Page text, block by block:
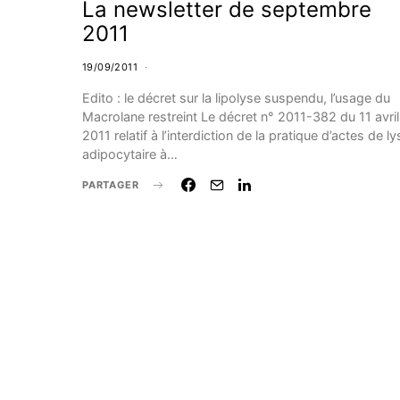
La newsletter de septembre
2011
19/09/2011
Edito : le décret sur la lipolyse suspendu, l’usage du
Macrolane restreint Le décret n° 2011-382 du 11 avril
2011 relatif à l’interdiction de la pratique d’actes de
adipocytaire à…
PARTAGER